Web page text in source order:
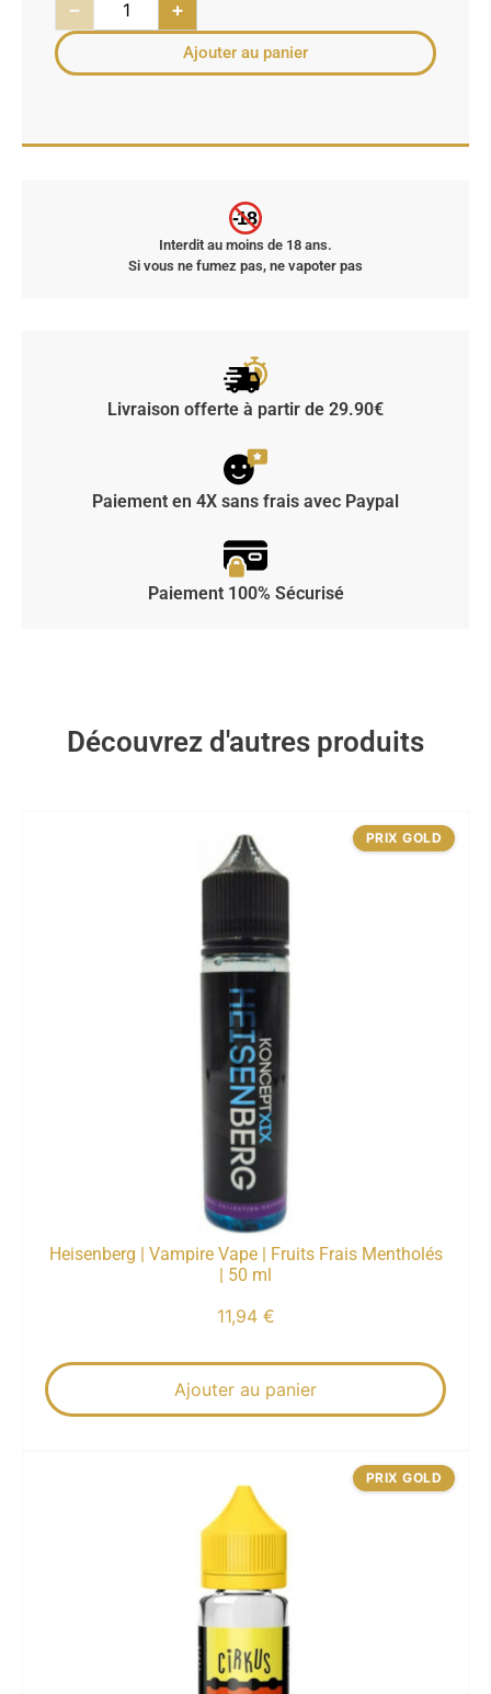
− +
Ajouter au panier
-18
Interdit au moins de 18 ans.
Si vous ne fumez pas, ne vapoter pas
Livraison offerte à partir de 29.90€
Paiement en 4X sans frais avec Paypal
Paiement 100% Sécurisé
Découvrez d'autres produits
Heisenberg | Vampire Vape | Fruits Frais Mentholés
| 50 ml
11,94 €
Ajouter au panier
PRIX GOLD
PRIX GOLD